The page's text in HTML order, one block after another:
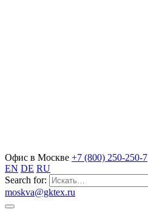
Офис в Москве +7 (800) 250-250-7
EN DE RU
Search for:
moskva@gktex.ru